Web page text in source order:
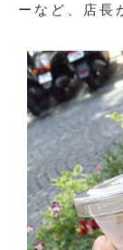
ーなど、店長